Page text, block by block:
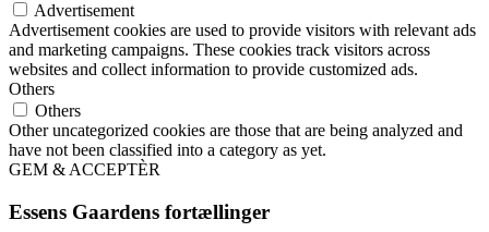
Advertisement
Advertisement cookies are used to provide visitors with relevant ads
and marketing campaigns. These cookies track visitors across
websites and collect information to provide customized ads.
Others
Others
Other uncategorized cookies are those that are being analyzed and
have not been classified into a category as yet.
GEM & ACCEPTÈR
Essens Gaardens fortællinger